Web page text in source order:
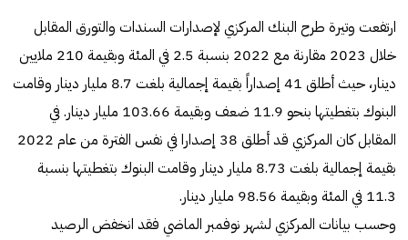
ارتفعت وتيرة طرح البنك المركزي لإصدارات السندات والتورق المقابل
خلال 2023 مقارنة مع 2022 بنسبة 2.5 في المئة وبقيمة 210 ملايين
دينار، حيث أطلق 41 إصداراً بقيمة إجمالية بلغت 8.7 مليار دينار وقامت
البنوك بتغطيتها بنحو 11.9 ضعف وبقيمة 103.66 مليار دينار. في
المقابل كان المركزي قد أطلق 38 إصدارا في نفس الفترة من عام 2022
بقيمة إجمالية بلغت 8.73 مليار دينار وقامت البنوك بتغطيتها بنسبة
11.3 في المئة وبقيمة 98.56 مليار دينار.
وحسب بيانات المركزي لشهر نوفمبر الماضي فقد انخفض الرصيد